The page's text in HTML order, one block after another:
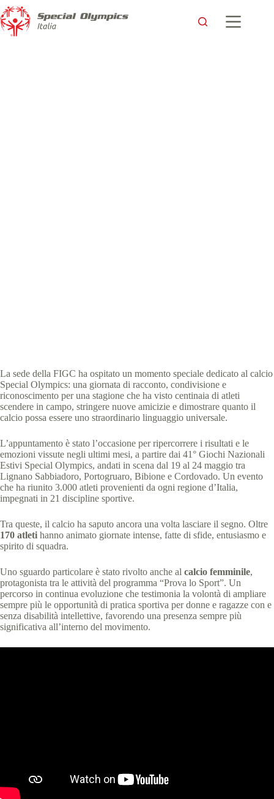
La sede della FIGC ha ospitato un momento speciale dedicato al calcio
Special Olympics: una giornata di racconto, condivisione e
riconoscimento per una stagione che ha visto centinaia di atleti
scendere in campo, stringere nuove amicizie e dimostrare quanto il
calcio possa essere uno straordinario linguaggio universale.
L’appuntamento è stato l’occasione per ripercorrere i risultati e le
emozioni vissute negli ultimi mesi, a partire dai 41° Giochi Nazionali
Estivi Special Olympics, andati in scena dal 19 al 24 maggio tra
Lignano Sabbiadoro, Portogruaro, Bibione e Cordovado. Un evento
che ha riunito 3.000 atleti provenienti da ogni regione d’Italia,
impegnati in 21 discipline sportive.
Tra queste, il calcio ha saputo ancora una volta lasciare il segno. Oltre
170 atleti hanno animato giornate intense, fatte di sfide, entusiasmo e
spirito di squadra.
Uno sguardo particolare è stato rivolto anche al calcio femminile,
protagonista tra le attività del programma “Prova lo Sport”. Un
percorso in continua evoluzione che testimonia la volontà di ampliare
sempre più le opportunità di pratica sportiva per donne e ragazze con e
senza disabilità intellettive, favorendo una presenza sempre più
significativa all’interno del movimento.